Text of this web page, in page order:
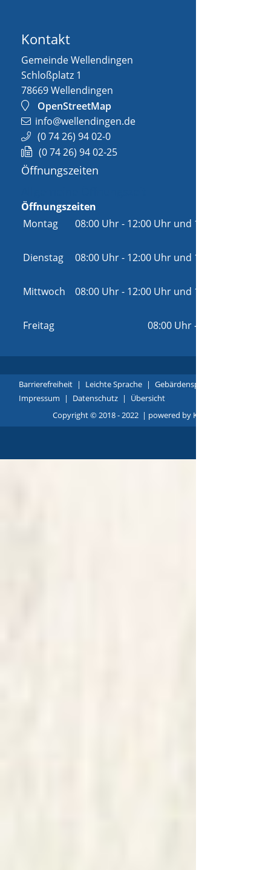
Kontakt
Gemeinde Wellendingen
Schloßplatz 1
78669Wellendingen
OpenStreetMap
info@wellendingen.de
(07426) 9402-0
(07426) 9402-25
Öffnungszeiten
Öffnungszeiten
Montag
08:00 Uhr- 12:00 Uhr und 14:00 Uhr
Dienstag
08:00 Uhr- 12:00 Uhr und 14:00 Uhr
Mittwoch
08:00 Uhr- 12:00 Uhr und 14:00 Uhr
Freitag
08:00 Uhr-
Barrierefreiheit | Leichte Sprache | Gebärdensprache
Impressum
| Datenschutz |
Übersicht
Copyright © 2018 - 2022 | powered by Komm.ONE